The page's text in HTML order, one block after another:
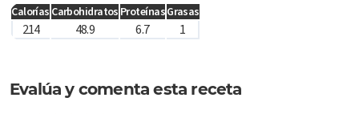
Calorías Carbohidratos ProteínasGrasas
214 48.9 6.7 1
Evalúa y comenta esta receta